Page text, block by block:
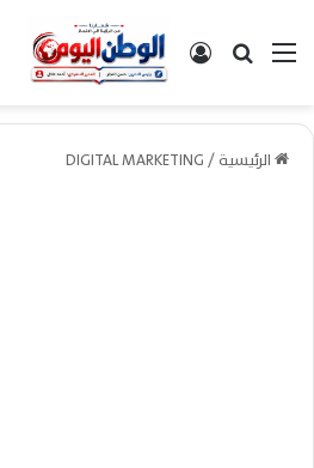
القائمةبحث عن تسجيل الدخول
الرئيسية/
DIGITAL MARKETING